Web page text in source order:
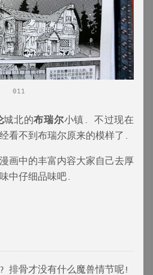
011
城北的布瑞尔小镇. 不过现在
看不到布瑞尔原来的模样了.
画中的丰富内容大家自己去厚
中仔细品味吧.
排骨才没有什么魔兽情节呢!